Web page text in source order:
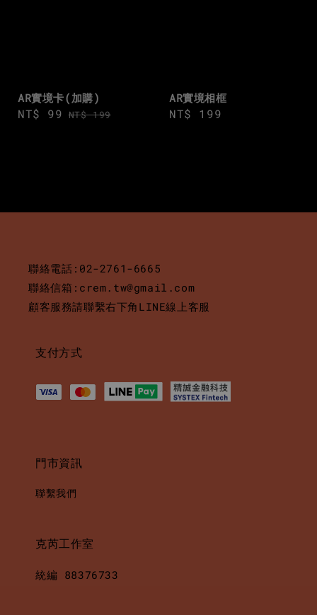
AR實境卡(加購)
Sale
NT$ 99 Regular
NT$ 199
AR實境相框
Regular
NT$ 199
聯絡電話:02-2761-6665
聯絡信箱:crem.tw@gmail.com
顧客服務請聯繫右下角LINE線上客服
支付方式
門市資訊
聯繫我們
克芮工作室
統編 88376733